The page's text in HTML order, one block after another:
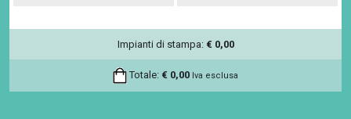
Impianti di stampa: € 0,00
Totale: € 0,00 Iva esclusa